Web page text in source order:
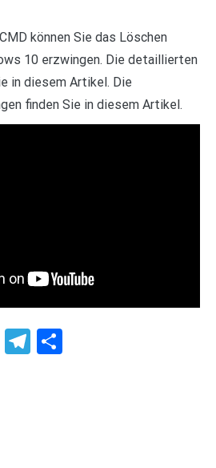
können Sie das Löschen
10 erzwingen. Die detaillierten
in diesem Artikel. Die
finden Sie in diesem Artikel.
WhatsApp
Telegram